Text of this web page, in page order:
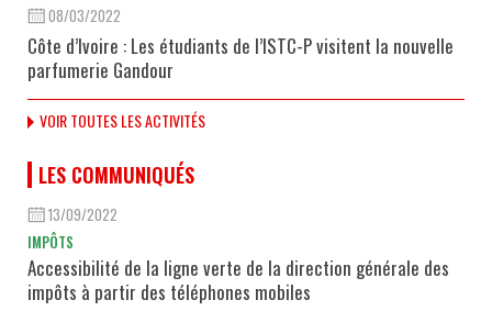
08/03/2022
Côte d’Ivoire : Les étudiants de l’ISTC-P visitent la nouvelle
parfumerie Gandour
VOIR TOUTES LES ACTIVITÉS
LES COMMUNIQUÉS
13/09/2022
IMPÔTS
Accessibilité de la ligne verte de la direction générale des
impôts à partir des téléphones mobiles